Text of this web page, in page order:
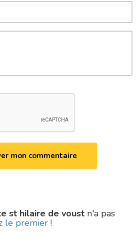
st hilaire de voust n'a pas
le premier !